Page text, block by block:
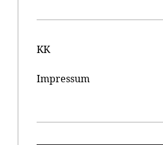
KK
Impressum